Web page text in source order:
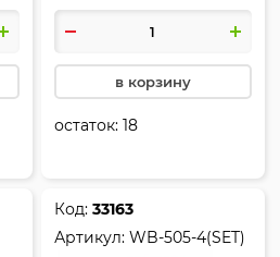
европодвес, Fun colors,
Hatber, WB_066139
в корзину
остаток:18
Код:33163
Артикул:WB-505-4(SET)